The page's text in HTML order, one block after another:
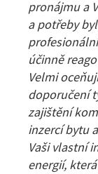
pronájmu a
a potřeby
účinně
Velmi
doporučení
zajištění
inzercí bytu
Vaši vlastní
energií,